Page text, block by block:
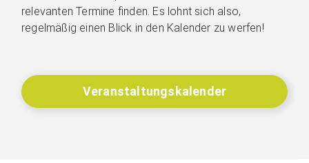
relevanten Termine finden. Es lohnt sich also,
regelmäßig einen Blick in den Kalender zu werfen!
Veranstaltungskalender